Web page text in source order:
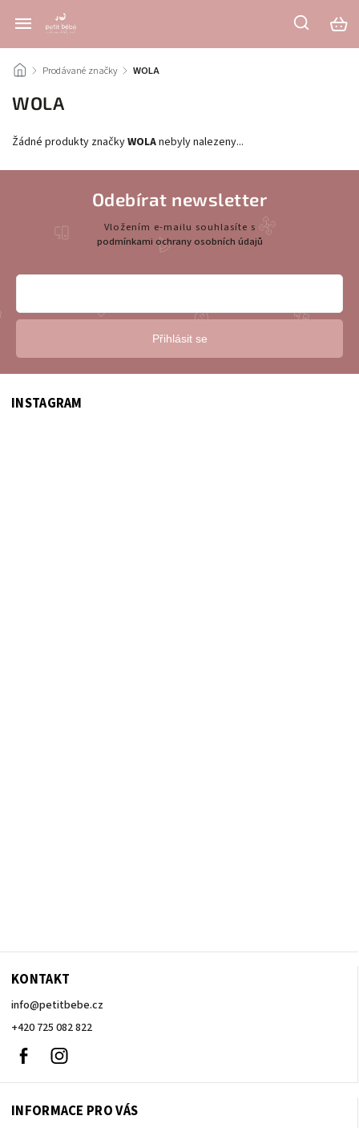
/ Prodávané značky / WOLA
WOLA
Žádné produkty značkyWOLAnebyly nalezeny...
KONTAKT
info@petitbebe.cz
+420 725 082 822
Facebook
INFORMACE PRO VÁS
INSTAGRAM
Odebírat newsletter
Vložením e-mailu souhlasíte s
podmínkami ochrany osobních údajů
Přihlásit se